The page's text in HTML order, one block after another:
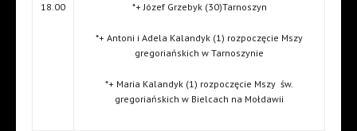
18.00 *+ Józef Grzebyk (30)Tarnoszyn
*+ Antoni i Adela Kalandyk (1) rozpoczęcie Mszy
gregoriańskich w Tarnoszynie
*+ Maria Kalandyk (1) rozpoczęcie Mszy św.
gregoriańskich w Bielcach na Mołdawii